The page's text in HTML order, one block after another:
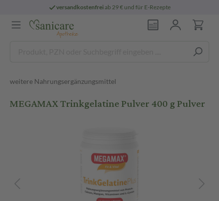
versandkostenfreiab 29 € und für E-Rezepte
weitere Nahrungsergänzungsmittel
MEGAMAX Trinkgelatine Pulver 400 g Pulver